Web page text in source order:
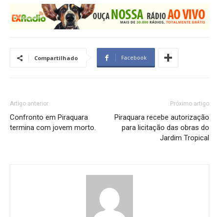
Compartilhado Facebook
Artigo anterior
Confronto em Piraquara
termina com jovem morto.
Próximo artigo
Piraquara recebe autorização
para licitação das obras do
Jardim Tropical